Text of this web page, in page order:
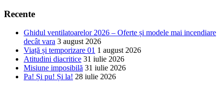
Recente
Ghidul ventilatoarelor 2026 – Oferte și modele mai incendiare
decât vara 3 august 2026
Viață și temporizare 01 1 august 2026
Atitudini diacritice 31 iulie 2026
Misiune imposibilă 31 iulie 2026
Pa! Și pu! Și la! 28 iulie 2026